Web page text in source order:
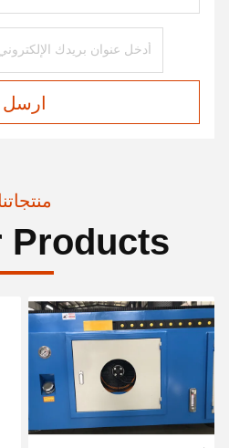
ارسل
Products